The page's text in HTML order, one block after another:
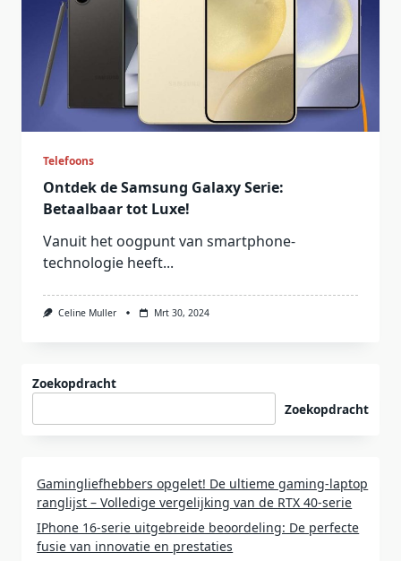
Telefoons
Ontdek de Samsung Galaxy Serie:
Betaalbaar tot Luxe!
Vanuit het oogpunt van smartphone-
technologie heeft...
Celine Muller Mrt 30, 2024
Zoekopdracht
Zoekopdracht
Gamingliefhebbers opgelet! De ultieme gaming-laptop
ranglijst – Volledige vergelijking van de RTX 40-serie
IPhone 16-serie uitgebreide beoordeling: De perfecte
fusie van innovatie en prestaties